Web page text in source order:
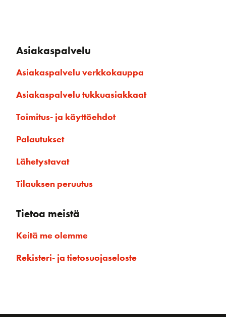
Asiakaspalvelu
Asiakaspalvelu verkkokauppa
Asiakaspalvelu tukkuasiakkaat
Toimitus- ja käyttöehdot
Palautukset
Lähetystavat
Tilauksen peruutus
Tietoa meistä
Keitä me olemme
Rekisteri- ja tietosuojaseloste